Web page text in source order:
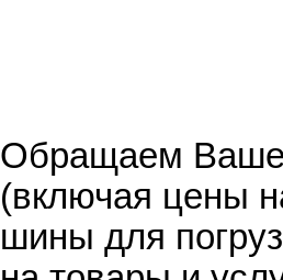
Обращаем Ваше
(включая цены
шины для